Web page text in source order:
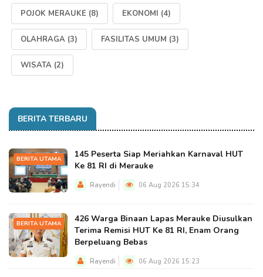
POJOK MERAUKE (8) EKONOMI (4)
OLAHRAGA (3) FASILITAS UMUM (3)
WISATA (2)
BERITA TERBARU
BERITA UTAMA
145 Peserta Siap Meriahkan Karnaval HUT
Ke 81 RI di Merauke
Rayendi 06 Aug 2026 15:34
BERITA UTAMA
426 Warga Binaan Lapas Merauke Diusulkan
Terima Remisi HUT Ke 81 RI, Enam Orang
Berpeluang Bebas
Rayendi 06 Aug 2026 15:23